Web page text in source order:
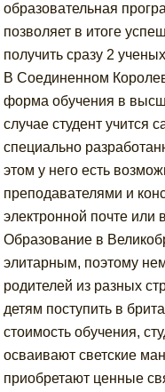
образовательная
позволяет в итоге
получить сразу 2
В Соединенном
форма обучения в
случае студент учится
специально
этом у него есть
преподавателями и
электронной почте или
Образование в
элитарным, поэтому
родителей из разных
детям поступить в
стоимость обучения,
осваивают светские
приобретают ценные